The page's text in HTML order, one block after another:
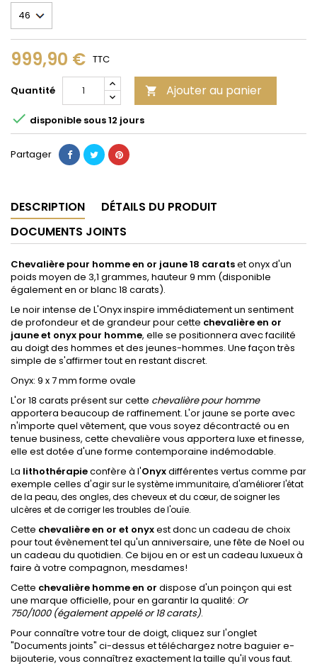
999,90 € TTC
Quantité  Ajouter au panier
 disponible sous 12 jours
Partager
DESCRIPTION
DÉTAILS DU PRODUIT
DOCUMENTS JOINTS
Chevalière pour homme en or jaune 18 caratset onyxd'un
poids moyen de 3,1 grammes, hauteur 9 mm (disponible
également en or blanc 18 carats).
Le noir intense de L'Onyx inspire immédiatement un sentiment
de profondeur et de grandeur pour cette chevalière en or
jaune et onyx pour homme, elle se positionnera avec facilité
au doigt des hommes et des jeunes-hommes. Une façon très
simple de s'affirmer tout en restant discret.
Onyx: 9 x 7 mm forme ovale
L'or 18 carats présent sur cette chevalière pour homme
apportera beaucoup de raffinement. L'or jaune se porte avec
n'importe quel vêtement, que vous soyez décontracté ou en
tenue business, cette chevalière vous apportera luxe et finesse,
elle est dotée d'une forme contemporaine indémodable.
La lithothérapieconfère à l'Onyxdifférentes vertus comme par
exemple celles d'agir sur le système immunitaire, d'améliorer l'état
de la peau, des ongles, des cheveux et du cœur, de soigner les
ulcères et de corriger les troubles de l'ouïe.
Cette chevalière en or et onyxest donc un cadeau de choix
pour tout évènement tel qu'un anniversaire, une fête de Noel ou
un cadeau du quotidien. Ce bijou en or est un cadeau luxueux à
faire à votre compagnon, mesdames!
Cette chevalière homme en or dispose d'un poinçon qui est
une marque officielle, pour en garantir la qualité: Or
750/1000 (également appeléor 18 carats).
Pour connaître votre tour de doigt, cliquez sur l'onglet
"Documents joints" ci-dessus et téléchargez notre baguier e-
bijouterie, vous connaîtrez exactement la taille qu'il vous faut.